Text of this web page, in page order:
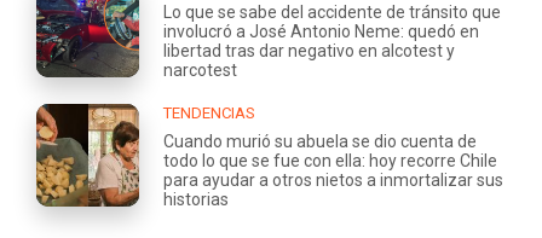
Lo que se sabe del accidente de tránsito que
involucró a José Antonio Neme: quedó en
libertad tras dar negativo en alcotest y
narcotest
TENDENCIAS
Cuando murió su abuela se dio cuenta de
todo lo que se fue con ella: hoy recorre Chile
para ayudar a otros nietos a inmortalizar sus
historias